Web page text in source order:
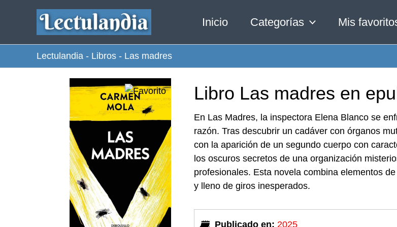
contenido
Inicio Categorías Mis
Lectulandia - Libros - Las madres
Libro Las madres en
En Las Madres, la inspectora Elena Blanco se
razón. Tras descubrir un cadáver con órganos
con la aparición de un segundo cuerpo con
los oscuros secretos de una organización
profesionales. Esta novela combina elementos
y lleno de giros inesperados.
Publicado en: 2025